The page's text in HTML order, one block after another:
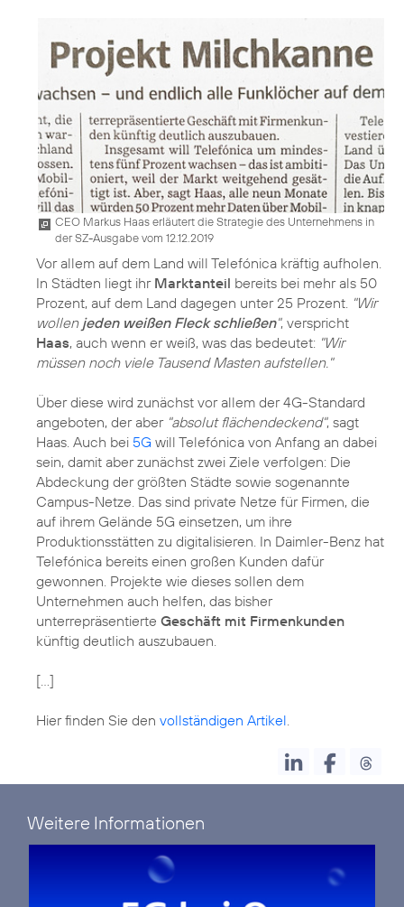
CEO Markus Haas erläutert die Strategie des Unternehmens in
der SZ-Ausgabe vom 12.12.2019
Vor allem auf dem Land will Telefónica kräftig aufholen.
In Städten liegt ihr Marktanteil bereits bei mehr als 50
Prozent, auf dem Land dagegen unter 25 Prozent. "Wir
wollen jeden weißen Fleck schließen", verspricht
Haas, auch wenn er weiß, was das bedeutet: "Wir
müssen noch viele Tausend Masten aufstellen."
Über diese wird zunächst vor allem der 4G-Standard
angeboten, der aber "absolut flächendeckend", sagt
Haas. Auch bei 5G will Telefónica von Anfang an dabei
sein, damit aber zunächst zwei Ziele verfolgen: Die
Abdeckung der größten Städte sowie sogenannte
Campus-Netze. Das sind private Netze für Firmen, die
auf ihrem Gelände 5G einsetzen, um ihre
Produktionsstätten zu digitalisieren. In Daimler-Benz hat
Telefónica bereits einen großen Kunden dafür
gewonnen. Projekte wie dieses sollen dem
Unternehmen auch helfen, das bisher
unterrepräsentierte Geschäft mit Firmenkunden
künftig deutlich auszubauen.
[...]
Hier finden Sie den vollständigen Artikel.
Weitere Informationen